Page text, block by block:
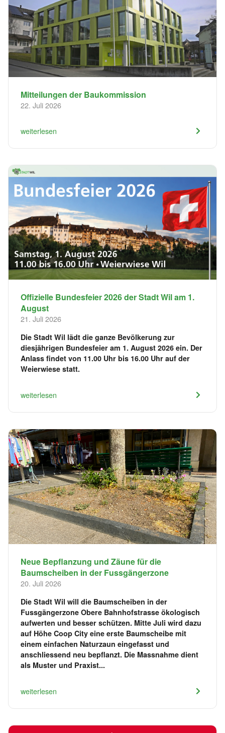
​Mitteilungen der Baukommission
22. Juli 2026
weiterlesen
Offizielle Bundesfeier 2026 der Stadt Wil am 1.
August
21. Juli 2026
Die Stadt Wil lädt die ganze Bevölkerung zur
diesjährigen Bundesfeier am 1. August 2026 ein. Der
Anlass findet von 11.00 Uhr bis 16.00 Uhr auf der
Weierwiese statt.
weiterlesen
Neue Bepflanzung und Zäune für die
Baumscheiben in der Fussgängerzone
20. Juli 2026
Die Stadt Wil will die Baumscheiben in der
Fussgängerzone Obere Bahnhofstrasse ökologisch
aufwerten und besser schützen. Mitte Juli wird dazu
auf Höhe Coop City eine erste Baumscheibe mit
einem einfachen Naturzaun eingefasst und
anschliessend neu bepflanzt. Die Massnahme dient
als Muster und Praxist...
weiterlesen